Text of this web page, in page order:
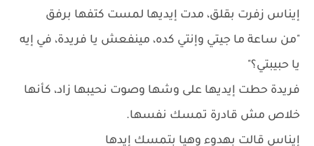
إيناس زفرت بقلق، مدت إيديها لمست كتفها برفق
"من ساعة ما جيتي وإنتي كده، مينفعش يا فريدة، في إيه
يا حبيبتي؟"
فريدة حطت إيديها على وشها وصوت نحيبها زاد، كأنها
خلاص مش قادرة تمسك نفسها.
إيناس قالت بهدوء وهيا بتمسك إيدها